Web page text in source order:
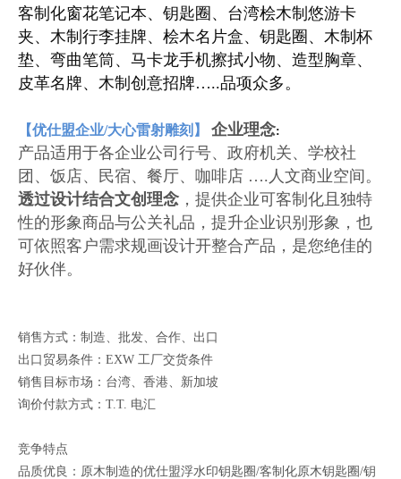
客制化窗花笔记本、 钥匙圈 、 台湾桧木制悠游卡
夹、 木制行李挂牌、桧木名片盒、 钥匙圈 、木制杯
垫、弯曲笔筒、马卡龙手机擦拭小物、造型胸章、
皮革名牌、木制创意招牌…..品项众多。
【优仕盟企业/大心雷射雕刻】 企业理念:
产品适用于各企业公司行号、政府机关、学校社
团、饭店、民宿、餐厅、咖啡店 ….人文商业空间。
透过设计结合文创理念 ，提供企业可客制化且独特
性的形象商品与公关礼品，提升企业识别形象，也
可依照客户需求规画设计开整合产品，是您绝佳的
好伙伴。
销售方式：制造、批发、合作、出口
出口贸易条件：EXW 工厂交货条件
销售目标市场：台湾、香港、新加坡
询价付款方式：T.T. 电汇
竞争特点
品质优良：原木制造的优仕盟浮水印钥匙圈/客制化原木钥匙圈/钥